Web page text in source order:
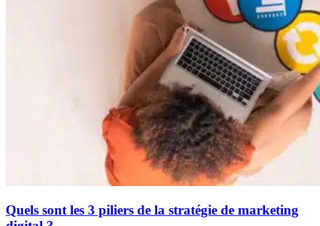
Quels sont les 3 piliers de la stratégie de marketing